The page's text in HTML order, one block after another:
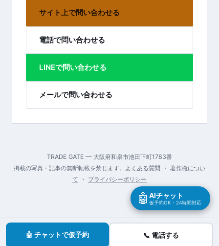
サイト上で問い合わせる
電話で問い合わせる
LINEで問い合わせる
メールで問い合わせる
TRADE GATE — 大阪府和泉市池田下町1783番
掲載の写真・記事の無断転載を禁じます。
よくある質問 ・ 著作権につい
て ・ プライバシーポリシー
🤖 チャットで仮予約 📞 電話する
🤖 AIチャット
仮予約OK・24時間対応